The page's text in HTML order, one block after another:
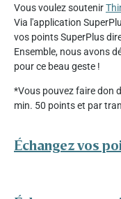
Vous voulez soutenir
Via l'application
vos points SuperPlus
Ensemble, nous avons
pour ce beau geste !
*Vous pouvez faire don
min. 50 points et par
Échangez vos